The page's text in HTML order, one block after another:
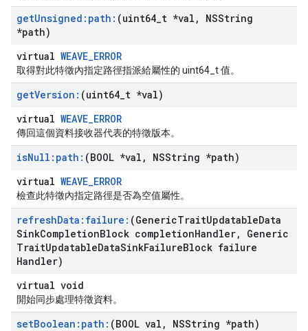
getUnsigned:path: (uint64 t *val ,
NSString
*path)
virtual WEAVE_ERROR
取得對此特徵內指定路徑指派給屬性的 uint64_t 值。
getVersion: (uint64 t *val)
virtual WEAVE_ERROR
傳回這個資料接收器代表的特徵版本。
isNull:path: (BOOL *val ,
NSString *path)
virtual WEAVE_ERROR
檢查此特徵內指定路徑是否為空值屬性。
refreshData:failure: (GenericTraitUpdatableData
SinkCompletionBlock completionHandler,
Generic
TraitUpdatableDataSinkFailureBlock failure
Handler)
virtual void
開始同步處理特徵資料。
setBoolean:path: (BOOL val ,
NSString *path)